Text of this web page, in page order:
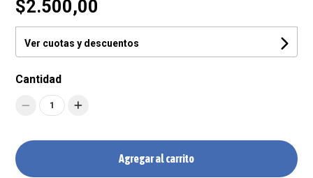
$2.500,00
Ver cuotas y descuentos
Cantidad
1
Agregar al carrito